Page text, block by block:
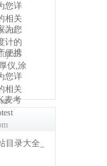
您详
相关
原理,
项,维
了解
为您
计的
硬度
注意
更好
硬度
便携
仪,涂
计,超
格,粗
,附着
年
您详
相关
原理,
项,维
了解
仪
麦考
厚仪,
针型
录大全_